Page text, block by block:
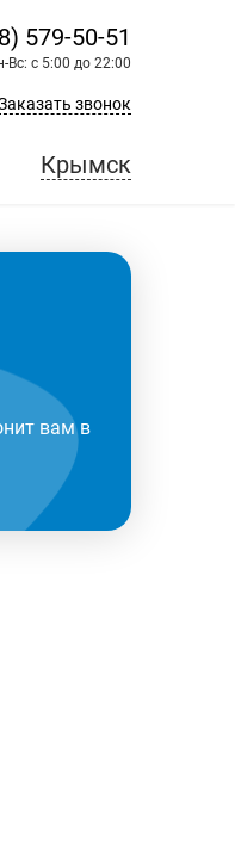
579-50-51
Вс: с 5:00 до 22:00
звонок
Крымск
вам в